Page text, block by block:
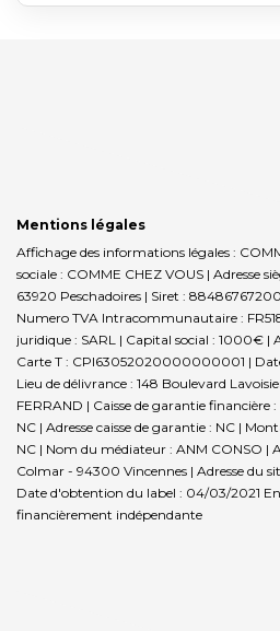
Mentions légales
Affichage des informations légales :
sociale : COMME CHEZ VOUS | Adresse
63920 Peschadoires | Siret :
Numero TVA Intracommunautaire :
juridique : SARL | Capital social : 1000€ |
Carte T : CPI63052020000000001 |
Lieu de délivrance : 148 Boulevard
FERRAND | Caisse de garantie financière :
NC | Adresse caisse de garantie : NC |
NC | Nom du médiateur : ANM CONSO |
Colmar - 94300 Vincennes | Adresse du
Date d'obtention du label : 04/03/2021
financièrement indépendante